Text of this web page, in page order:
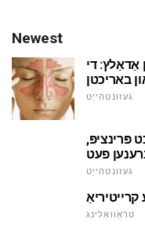
Newest
אַדאַלץ: די
באריכטן
געזונטהייַט
פּרינציפּ,
פעט
געזונטהייַט
טראַוואַלינג